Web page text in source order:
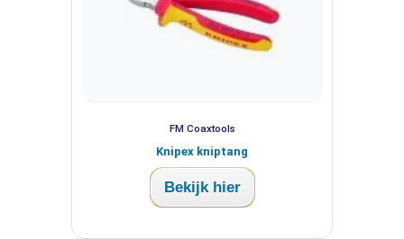
FM Coaxtools
Knipex kniptang
Bekijk hier